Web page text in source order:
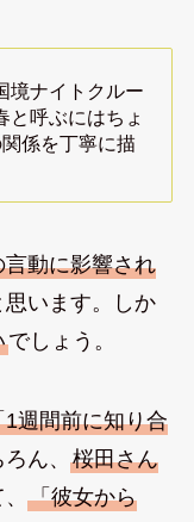
境ナイトクルー
と呼ぶにはちょ
係を丁寧に描
動に影響され
思います。しか
でしょう。
週間前に知り合
ん、
桜田さん
「彼女から